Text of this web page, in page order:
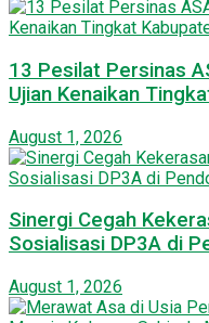
13 Pesilat Persinas
Ujian Kenaikan
August 1, 2026
Sinergi Cegah
Sosialisasi DP3A di
August 1, 2026